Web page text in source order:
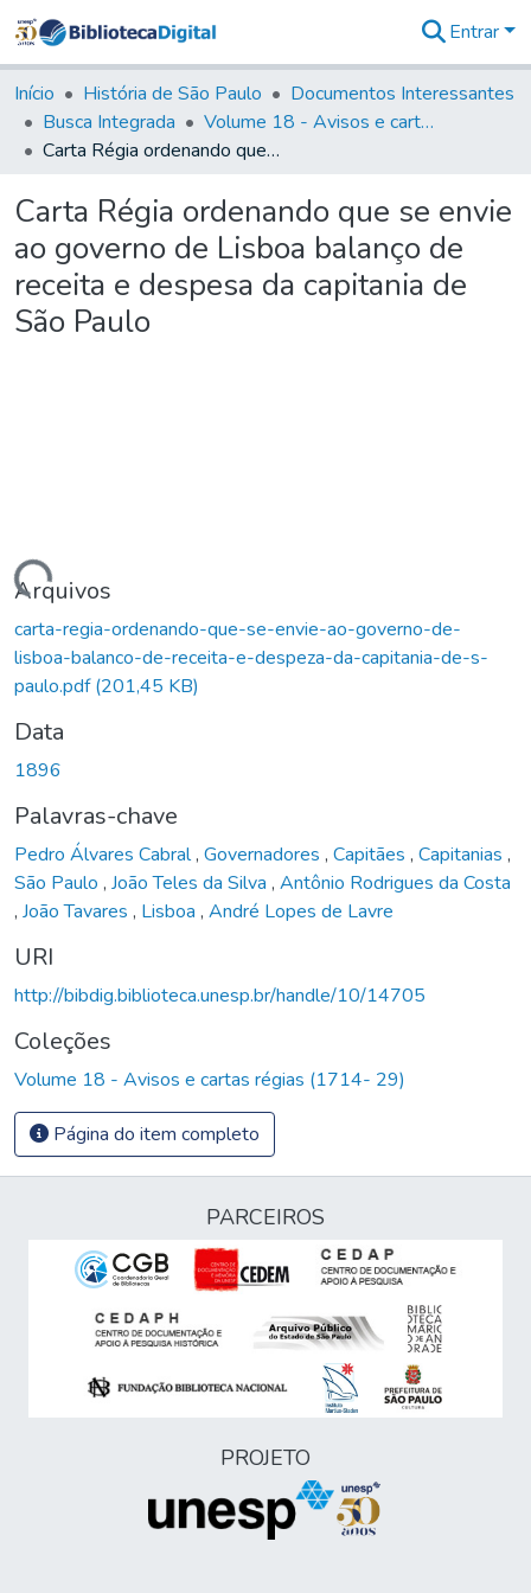
&
Coleções
Tudo na
Biblioteca
Estatísticas
Entrar
Início História de São Paulo
Documentos Interessantes
Busca Integrada
Volume 18 - Avisos e cartas régias (1714- 29)
Carta Régia ordenando que se envie ao governo de Lisboa balanço de receita e despesa da capitania de São Paulo
Carta Régia ordenando que se envie
ao governo de Lisboa balanço de
receita e despesa da capitania de
São Paulo
Arquivos
carta-regia-ordenando-que-se-envie-ao-governo-de-
lisboa-balanco-de-receita-e-despeza-da-capitania-de-s-
paulo.pdf(201,45 KB)
Data
1896
Palavras-chave
Pedro Álvares Cabral, Governadores , Capitães , Capitanias ,
São Paulo , João Teles da Silva , Antônio Rodrigues da Costa
, João Tavares , Lisboa , André Lopes de Lavre
URI
http://bibdig.biblioteca.unesp.br/handle/10/14705
Coleções
Volume 18 - Avisos e cartas régias (1714- 29)
Página do item completo
PARCEIROS
PROJETO